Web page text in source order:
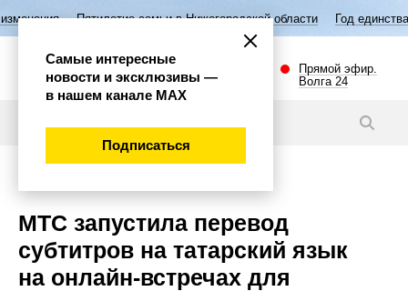
семьи в Нижегородской области Год единства народов России
Прямой эфир.
Волга 24
МТС запустила перевод
субтитров на татарский язык
на онлайн-встречах для
Самые интересные
новости и эксклюзивы —
в нашем канале МАХ
Подписаться